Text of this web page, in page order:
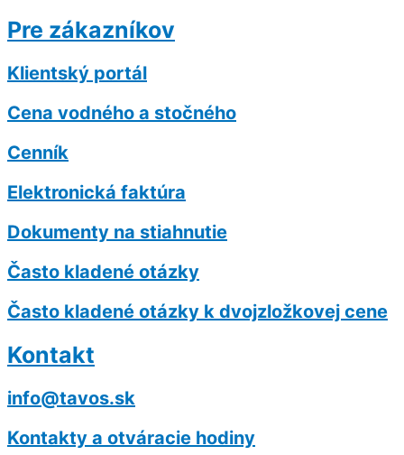
Pre zákazníkov
Klientský portál
Cena vodného a stočného
Cenník
Elektronická faktúra
Dokumenty na stiahnutie
Často kladené otázky
Často kladené otázky k dvojzložkovej cene
Kontakt
info@tavos.sk
Kontakty a otváracie hodiny